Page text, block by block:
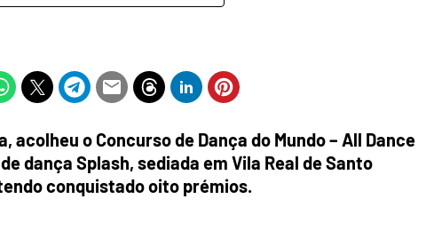
acolheu o Concurso de Dança do Mundo – All Dance
dança Splash, sediada em Vila Real de Santo
conquistado oito prémios.